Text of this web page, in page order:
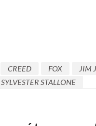
CREED FOX JIM
SYLVESTER STALLONE